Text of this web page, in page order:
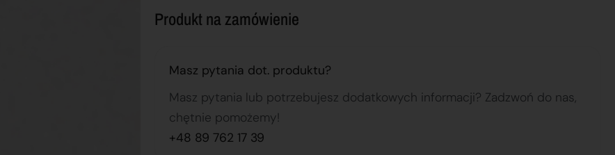
Produkt na zamówienie
Masz pytania dot. produktu?
Masz pytania lub potrzebujesz dodatkowych informacji? Zadzwoń do nas,
chętnie pomożemy!
+48 89 762 17 39